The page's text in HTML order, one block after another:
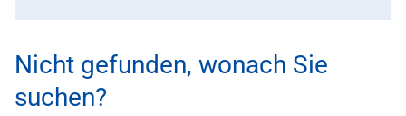
Nicht gefunden, wonach Sie
suchen?